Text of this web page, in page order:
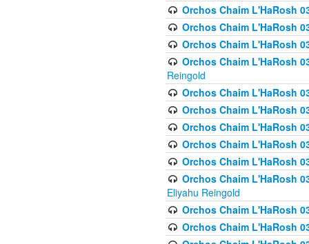
Orchos Chaim L'HaRosh
Orchos Chaim L'HaRosh
Orchos Chaim L'HaRosh
Orchos Chaim L'HaRosh
Reingold
Orchos Chaim L'HaRosh
Orchos Chaim L'HaRosh
Orchos Chaim L'HaRosh
Orchos Chaim L'HaRosh
Orchos Chaim L'HaRosh
Orchos Chaim L'HaRosh
Eliyahu Reingold
Orchos Chaim L'HaRosh
Orchos Chaim L'HaRosh